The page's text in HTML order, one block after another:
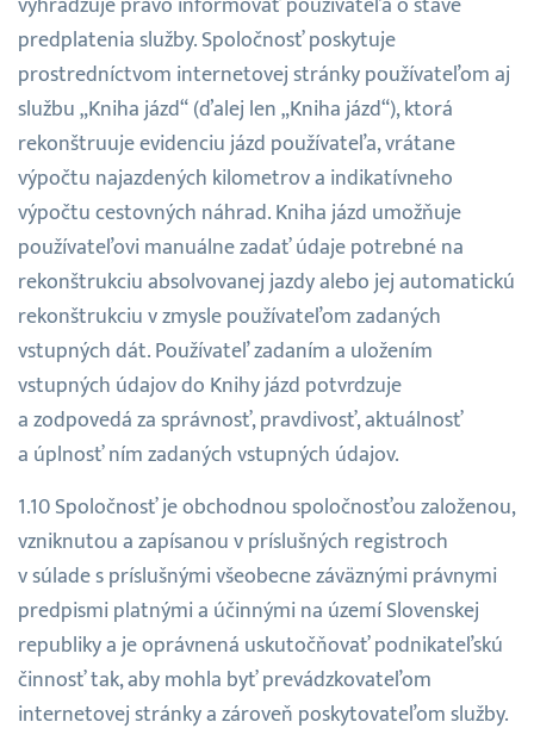
predplatenia služby. Spoločnosť poskytuje
prostredníctvom internetovej stránky používateľom aj
službu „Kniha jázd“ (ďalej len „Kniha jázd“), ktorá
rekonštruuje evidenciu jázd používateľa, vrátane
výpočtu najazdených kilometrov a indikatívneho
výpočtu cestovných náhrad. Kniha jázd umožňuje
používateľovi manuálne zadať údaje potrebné na
rekonštrukciu absolvovanej jazdy alebo jej automatickú
rekonštrukciu v zmysle používateľom zadaných
vstupných dát. Používateľ zadaním a uložením
vstupných údajov do Knihy jázd potvrdzuje
a zodpovedá za správnosť, pravdivosť, aktuálnosť
a úplnosť ním zadaných vstupných údajov.
Spoločnosť je obchodnou spoločnosťou založenou,
vzniknutou a zapísanou v príslušných registroch
v súlade s príslušnými všeobecne záväznými právnymi
predpismi platnými a účinnými na území Slovenskej
republiky a je oprávnená uskutočňovať podnikateľskú
činnosť tak, aby mohla byť prevádzkovateľom
internetovej stránky a zároveň poskytovateľom služby.